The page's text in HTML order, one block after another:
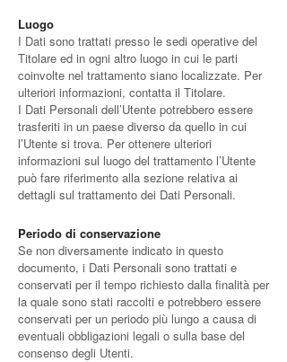
Luogo
I Dati sono trattati presso le sedi operative del
Titolare ed in ogni altro luogo in cui le parti
coinvolte nel trattamento siano localizzate. Per
ulteriori informazioni, contatta il Titolare.
I Dati Personali dell’Utente potrebbero essere
trasferiti in un paese diverso da quello in cui
l’Utente si trova. Per ottenere ulteriori
informazioni sul luogo del trattamento l’Utente
può fare riferimento alla sezione relativa ai
dettagli sul trattamento dei Dati Personali.
Periodo di conservazione
Se non diversamente indicato in questo
documento, i Dati Personali sono trattati e
conservati per il tempo richiesto dalla finalità per
la quale sono stati raccolti e potrebbero essere
conservati per un periodo più lungo a causa di
eventuali obbligazioni legali o sulla base del
consenso degli Utenti.